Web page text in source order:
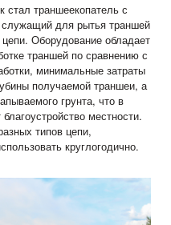
стал траншеекопатель с
для рытья траншей
Оборудование обладает
траншей по сравнению с
минимальные затраты
получаемой траншеи, а
грунта, что в
местности.
типов цепи,
круглогодично.